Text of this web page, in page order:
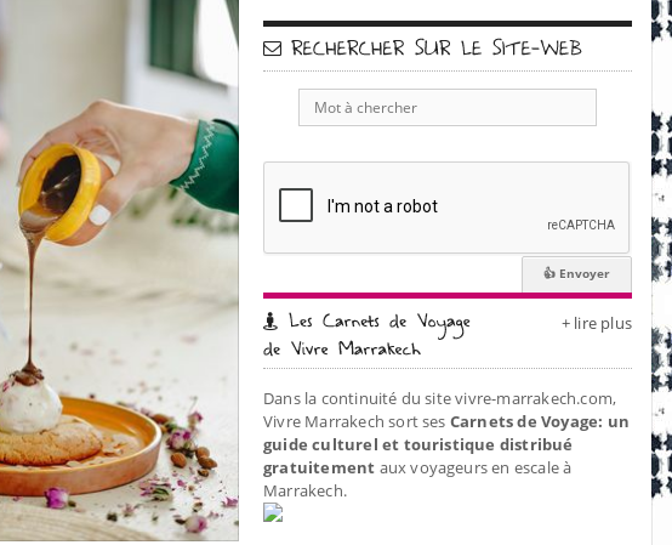
+ lire plus
Dans la continuité du site vivre-marrakech.com,
Vivre Marrakech sort ses Carnets de Voyage: un
guide culturel et touristique distribué
gratuitement aux voyageurs en escale à
Marrakech.